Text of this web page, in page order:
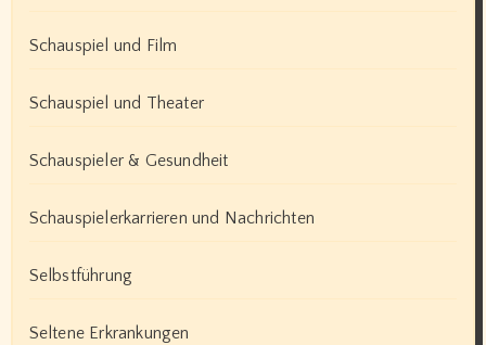
Schauspiel und Film
Schauspiel und Theater
Schauspieler & Gesundheit
Schauspielerkarrieren und Nachrichten
Selbstführung
Seltene Erkrankungen